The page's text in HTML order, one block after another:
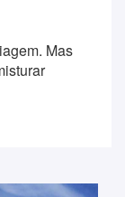
Mas